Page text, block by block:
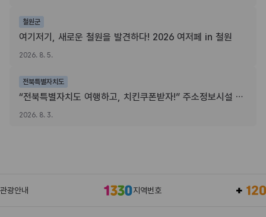
철원군
여기저기, 새로운 철원을 발견하다! 2026 여저페 in 철원
2026. 8. 5.
전북특별자치도
“전북특별자치도 여행하고, 치킨쿠폰받자!” 주소정보시설 SNS 인증이벤트
2026. 8. 3.
관광안내 지역번호